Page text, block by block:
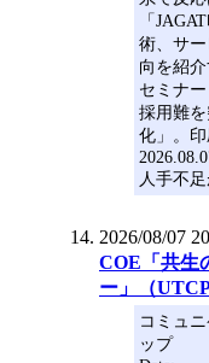
「
術、サ
向を紹介
セミナー
採用難
化」。
人手不
2026/08/07
COE「共生
ー」（UTCP
コミュ
ップ